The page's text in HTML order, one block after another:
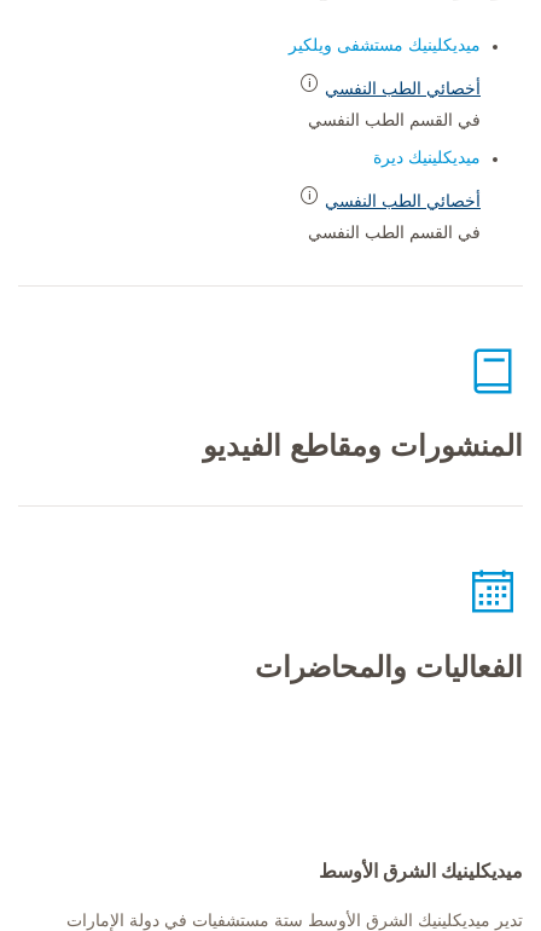
ميديكلينيك مستشفى ويلكير
أخصائي الطب النفسي
في القسم الطب النفسي
ميديكلينيك ديرة
أخصائي الطب النفسي
في القسم الطب النفسي
المنشورات ومقاطع الفيديو
الفعاليات والمحاضرات
ميديكلينيك الشرق الأوسط
تدير ميديكلينيك الشرق الأوسط ستة مستشفيات في دولة الإمارات